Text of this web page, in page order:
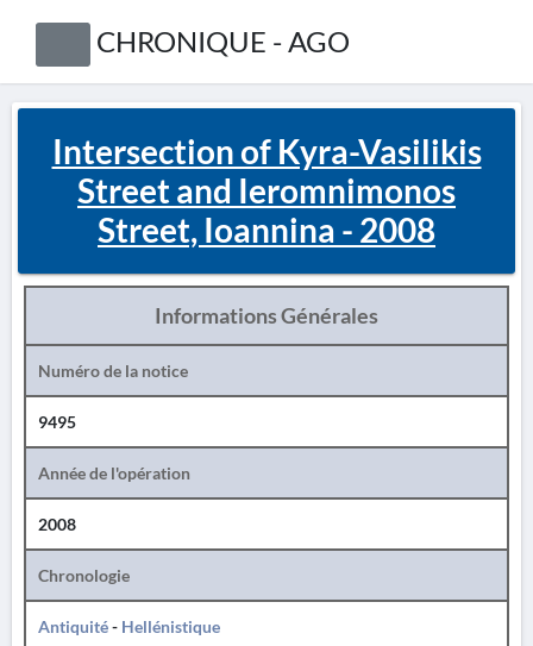
CHRONIQUE - AGO
Intersection of Kyra-Vasilikis
Street and Ieromnimonos
Street, Ioannina - 2008
Informations Générales
Numéro de la notice
9495
Année de l'opération
2008
Chronologie
Antiquité- Hellénistique